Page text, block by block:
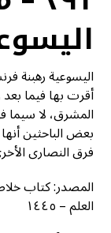
اليسوعية رهبنة
أقرت بها فيما بعد
المشرق، لا سيما
بعض الباحثين
فرق النصارى
المصدر: كتاب
العلم – ١٤٤٥